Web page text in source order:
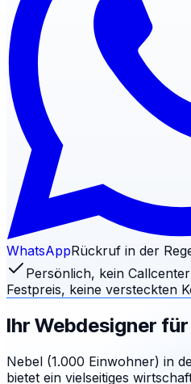
WhatsAppRückruf in der
Persönlich, kein Callcenter
Festpreis, keine versteckten
Ihr Webdesigner für
Nebel (1.000 Einwohner) in
bietet ein vielseitiges